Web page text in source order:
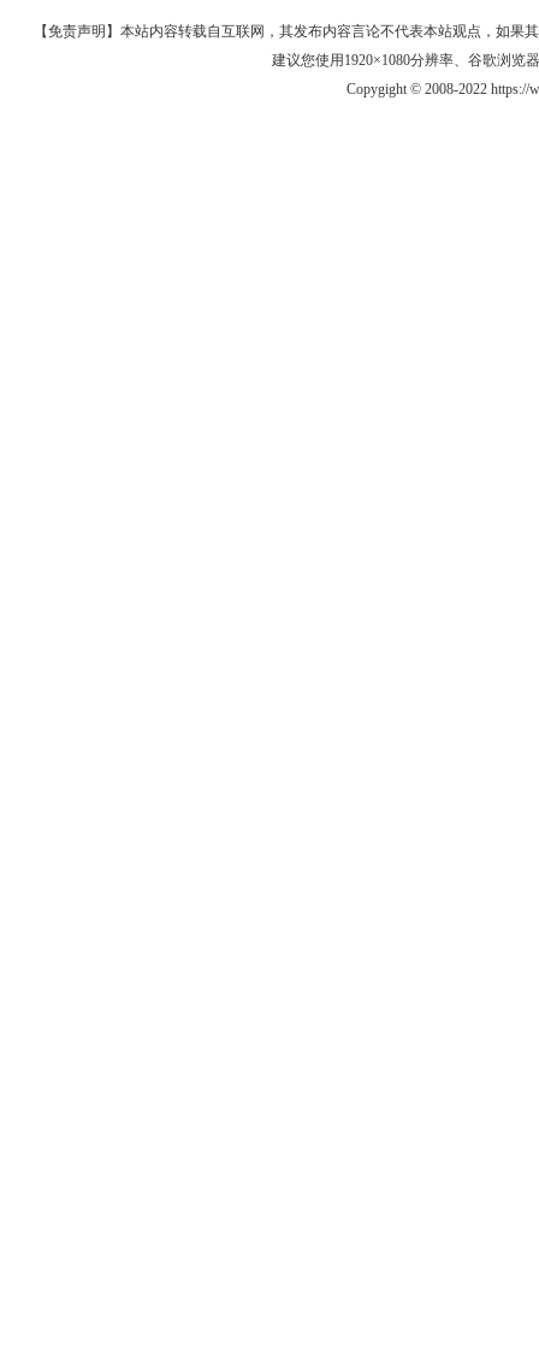
【免责声明】本站内容转载自互联网，其发布内容言论不代表本站观点，如果
建议您使用1920×1080分辨率、谷歌浏览
Copygight © 2008-2022 https://